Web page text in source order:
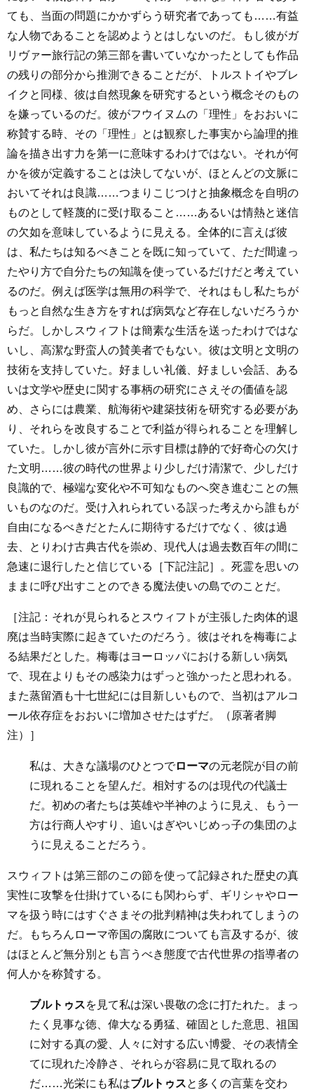
ても、当面の問題にかかずらう研究者であっても……有益
な人物であることを認めようとはしないのだ。もし彼がガ
リヴァー旅行記の第三部を書いていなかったとしても作品
の残りの部分から推測できることだが、トルストイやブレ
イクと同様、彼は自然現象を研究するという概念そのもの
を嫌っているのだ。彼がフウイヌムの「理性」をおおいに
称賛する時、その「理性」とは観察した事実から論理的推
論を描き出す力を第一に意味するわけではない。それが何
かを彼が定義することは決してないが、ほとんどの文脈に
おいてそれは良識……つまりこじつけと抽象概念を自明の
ものとして軽蔑的に受け取ること……あるいは情熱と迷信
の欠如を意味しているように見える。全体的に言えば彼
は、私たちは知るべきことを既に知っていて、ただ間違っ
たやり方で自分たちの知識を使っているだけだと考えてい
るのだ。例えば医学は無用の科学で、それはもし私たちが
もっと自然な生き方をすれば病気など存在しないだろうか
らだ。しかしスウィフトは簡素な生活を送ったわけではな
いし、高潔な野蛮人の賛美者でもない。彼は文明と文明の
技術を支持していた。好ましい礼儀、好ましい会話、ある
いは文学や歴史に関する事柄の研究にさえその価値を認
め、さらには農業、航海術や建築技術を研究する必要があ
り、それらを改良することで利益が得られることを理解し
ていた。しかし彼が言外に示す目標は静的で好奇心の欠け
た文明……彼の時代の世界より少しだけ清潔で、少しだけ
良識的で、極端な変化や不可知なものへ突き進むことの無
いものなのだ。受け入れられている誤った考えから誰もが
自由になるべきだとたんに期待するだけでなく、彼は過
去、とりわけ古典古代を崇め、現代人は過去数百年の間に
急速に退行したと信じている［下記注記］。死霊を思いの
ままに呼び出すことのできる魔法使いの島でのことだ。
［注記：それが見られるとスウィフトが主張した肉体的退
廃は当時実際に起きていたのだろう。彼はそれを梅毒によ
る結果だとした。梅毒はヨーロッパにおける新しい病気
で、現在よりもその感染力はずっと強かったと思われる。
また蒸留酒も十七世紀には目新しいもので、当初はアルコ
ール依存症をおおいに増加させたはずだ。（原著者脚
注）］
私は、大きな議場のひとつでローマの元老院が目の前
に現れることを望んだ。相対するのは現代の代議士
だ。初めの者たちは英雄や半神のように見え、もう一
方は行商人やすり、追いはぎやいじめっ子の集団のよ
うに見えることだろう。
スウィフトは第三部のこの節を使って記録された歴史の真
実性に攻撃を仕掛けているにも関わらず、ギリシャやロー
マを扱う時にはすぐさまその批判精神は失われてしまうの
だ。もちろんローマ帝国の腐敗についても言及するが、彼
はほとんど無分別とも言うべき態度で古代世界の指導者の
何人かを称賛する。
ブルトゥスを見て私は深い畏敬の念に打たれた。まっ
たく見事な徳、偉大なる勇猛、確固とした意思、祖国
に対する真の愛、人々に対する広い博愛、その表情全
てに現れた冷静さ、それらが容易に見て取れるの
だ……光栄にも私はブルトゥスと多くの言葉を交わ